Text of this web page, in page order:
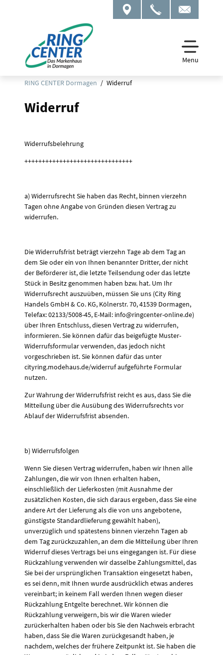
Menu
RING CENTER Dormagen Widerruf
Widerruf
Widerrufsbelehrung
+++++++++++++++++++++++++++++++
a) Widerrufsrecht Sie haben das Recht, binnen vierzehn
Tagen ohne Angabe von Gründen diesen Vertrag zu
widerrufen.
Die Widerrufsfrist beträgt vierzehn Tage ab dem Tag an
dem Sie oder ein von Ihnen benannter Dritter, der nicht
der Beförderer ist, die letzte Teilsendung oder das letzte
Stück in Besitz genommen haben bzw. hat. Um Ihr
Widerrufsrecht auszuüben, müssen Sie uns (City Ring
Handels GmbH & Co. KG, Kölnerstr. 70, 41539 Dormagen,
Telefax: 02133/5008-45, E-Mail: info@ringcenter-online.de)
über Ihren Entschluss, diesen Vertrag zu widerrufen,
informieren. Sie können dafür das beigefügte Muster-
Widerrufsformular verwenden, das jedoch nicht
vorgeschrieben ist. Sie können dafür das unter
cityring.modehaus.de/widerruf aufgeführte Formular
nutzen.
Zur Wahrung der Widerrufsfrist reicht es aus, dass Sie die
Mitteilung über die Ausübung des Widerrufsrechts vor
Ablauf der Widerrufsfrist absenden.
b) Widerrufsfolgen
Wenn Sie diesen Vertrag widerrufen, haben wir Ihnen alle
Zahlungen, die wir von Ihnen erhalten haben,
einschließlich der Lieferkosten (mit Ausnahme der
zusätzlichen Kosten, die sich daraus ergeben, dass Sie eine
andere Art der Lieferung als die von uns angebotene,
günstigste Standardlieferung gewählt haben),
unverzüglich und spätestens binnen vierzehn Tagen ab
dem Tag zurückzuzahlen, an dem die Mitteilung über Ihren
Widerruf dieses Vertrags bei uns eingegangen ist. Für diese
Rückzahlung verwenden wir dasselbe Zahlungsmittel, das
Sie bei der ursprünglichen Transaktion eingesetzt haben,
es sei denn, mit Ihnen wurde ausdrücklich etwas anderes
vereinbart; in keinem Fall werden Ihnen wegen dieser
Rückzahlung Entgelte berechnet. Wir können die
Rückzahlung verweigern, bis wir die Waren wieder
zurückerhalten haben oder bis Sie den Nachweis erbracht
haben, dass Sie die Waren zurückgesandt haben, je
nachdem, welches der frühere Zeitpunkt ist. Sie haben die